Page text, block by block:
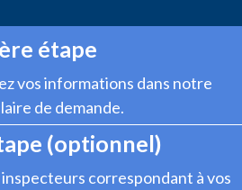
étape
vos informations dans notre
de demande.
(optionnel)
correspondant à vos